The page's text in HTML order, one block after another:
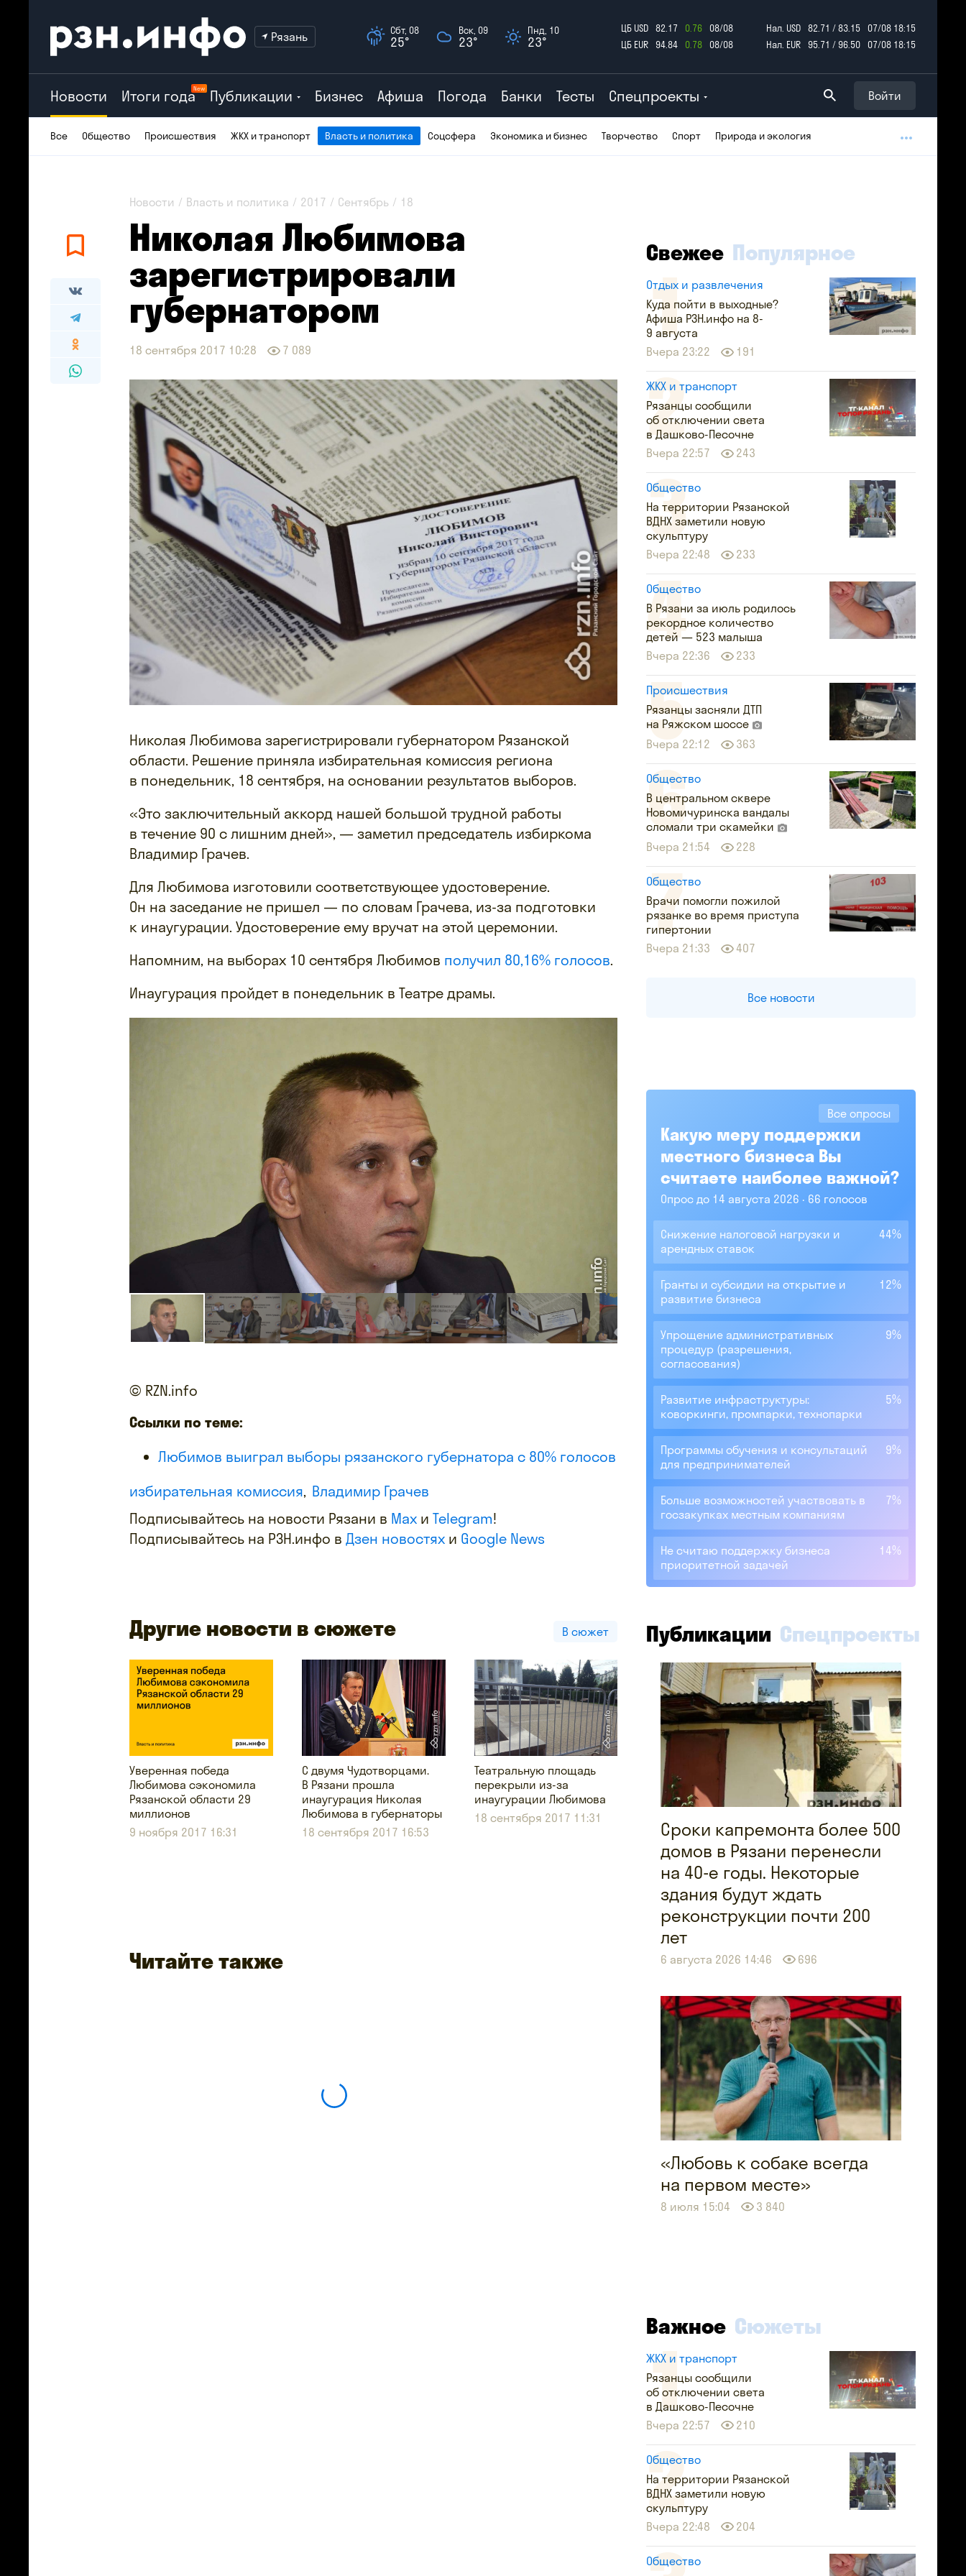
Рязань Сбт, 08
25°
Вск, 09
23°
Пнд, 10
23°
ЦБ USD 82.17 0.76
08/08
ЦБ EUR
94.84 0.78 08/08
Нал. USD 82.71 / 83.15
07/08 18:15
Нал. EUR
95.71 / 96.50 07/08 18:15
Новости Итоги годаNew Публикации Бизнес Афиша Погода Банки Тесты Спецпроекты Войти
Все Общество Происшествия ЖКХ и транспорт Власть и политика Соцсфера Экономика и бизнес Творчество Спорт Природа и экология
Новости Власть и политика 2017 Сентябрь 18
Николая Любимова
зарегистрировали
губернатором
18 сентября 2017 10:28 7 089
Николая Любимова зарегистрировали губернатором Рязанской
области. Решение приняла избирательная комиссия региона
в понедельник, 18 сентября, на основании результатов выборов.
«Это заключительный аккорд нашей большой трудной работы
в течение 90 с лишним дней», — заметил председатель избиркома
Владимир Грачев.
Для Любимова изготовили соответствующее удостоверение.
Он на заседание не пришел — по словам Грачева, из-за подготовки
к инаугурации. Удостоверение ему вручат на этой церемонии.
Напомним, на выборах 10 сентября Любимов получил 80,16% голосов.
Инаугурация пройдет в понедельник в Театре драмы.
© RZN.info
Ссылки по теме:
Любимов выиграл выборы рязанского губернатора с 80% голосов
избирательная комиссия Владимир Грачев
Подписывайтесь на новости Рязани в Max и Telegram!
Подписывайтесь на РЗН.инфо в Дзен новостях и Google News
Другие новости в сюжете В сюжет
Уверенная победа
Любимова сэкономила
Рязанской области 29
миллионов
9 ноября 2017 16:31
С двумя Чудотворцами.
В Рязани прошла
инаугурация Николая
Любимова в губернаторы
18 сентября 2017 16:53
Театральную площадь
перекрыли из-за
инаугурации Любимова
18 сентября 2017 11:31
Читайте также
Свежее Популярное
Отдых и развлечения
Куда пойти в выходные?
Афиша РЗН.инфо на 8-
9 августа
Вчера 23:22
191
ЖКХ и транспорт
Рязанцы сообщили
об отключении света
в Дашково-Песочне
Вчера 22:57
243
Общество
На территории Рязанской
ВДНХ заметили новую
скульптуру
Вчера 22:48
233
Общество
В Рязани за июль родилось
рекордное количество
детей — 523 малыша
Вчера 22:36
233
Происшествия
Рязанцы засняли ДТП
на Ряжском шоссе
Вчера 22:12
363
Общество
В центральном сквере
Новомичуринска вандалы
сломали три скамейки
Вчера 21:54
228
Общество
Врачи помогли пожилой
рязанке во время приступа
гипертонии
Вчера 21:33
407
Все новости
Все опросы
Какую меру поддержки
местного бизнеса Вы
считаете наиболее важной?
Опрос до 14 августа 2026 66 голосов
Снижение налоговой нагрузки и
арендных ставок
44%
Гранты и субсидии на открытие и
развитие бизнеса
12%
Упрощение административных
процедур (разрешения,
согласования)
9%
Развитие инфраструктуры:
коворкинги, промпарки, технопарки
5%
Программы обучения и консультаций
для предпринимателей
9%
Больше возможностей участвовать в
госзакупках местным компаниям
7%
Не считаю поддержку бизнеса
приоритетной задачей
14%
Публикации Спецпроекты
Сроки капремонта более 500
домов в Рязани перенесли
на 40-е годы. Некоторые
здания будут ждать
реконструкции почти 200
лет
6 августа 2026 14:46 696
«Любовь к собаке всегда
на первом месте»
8 июля 15:04 3 840
Важное Сюжеты
ЖКХ и транспорт
Рязанцы сообщили
об отключении света
в Дашково-Песочне
Вчера 22:57
210
Общество
На территории Рязанской
ВДНХ заметили новую
скульптуру
Вчера 22:48
204
Общество